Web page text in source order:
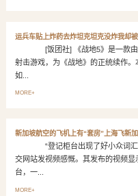
运兵车贴上炸药去炸坦克坦克没炸我却
[饭团社] 《战地5》是一款由
射击游戏，为《战地》的正统续作
如...
MORE+
新加坡航空的飞机上有“套房”上海飞新
“登记柜台出现了好小众词汇。
交网站发视频感慨。其发布的视频显
台，一...
MORE+